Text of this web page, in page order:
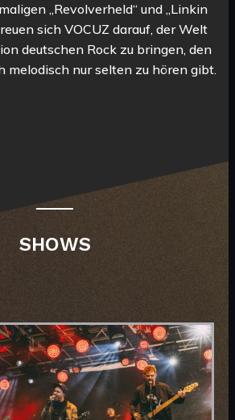
„Revolverheld“ und „Linkin
sich VOCUZ darauf, der Welt
deutschen Rock zu bringen, den
melodisch nur selten zu hören gibt.
SHOWS